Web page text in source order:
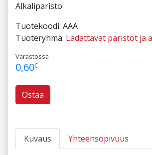
Alkaliparisto
Tuotekoodi: AAA
Tuoteryhmä: Ladattavat paristot ja
Varastossa
0,60€
Ostaa
Kuvaus Yhteensopivuus